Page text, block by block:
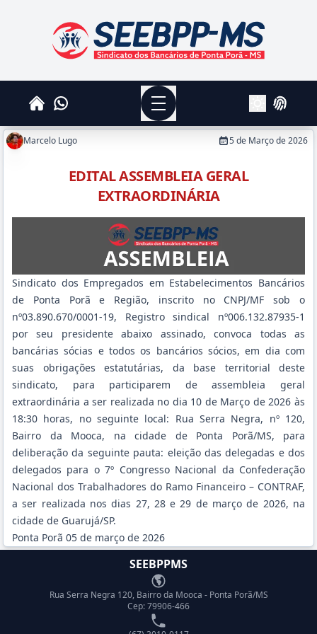
SEEBPPMS - Sindicato dos Bancários de Ponta
HomeWhatsapp
Menu
AlterarLogin
Marcelo Lugo 5 de Março de 2026
EDITAL ASSEMBLEIA GERAL
EXTRAORDINÁRIA
Sindicato dos Empregados em Estabelecimentos Bancários
de Ponta Porã e Região, inscrito no CNPJ/MF sob o
nº03.890.670/0001-19, Registro sindical nº006.132.87935-1
por seu presidente abaixo assinado, convoca todas as
bancárias sócias e todos os bancários sócios, em dia com
suas obrigações estatutárias, da base territorial deste
sindicato, para participarem de assembleia geral
extraordinária a ser realizada no dia 10 de Março de 2026 às
18:30 horas, no seguinte local: Rua Serra Negra, nº 120,
Bairro da Mooca, na cidade de Ponta Porã/MS, para
deliberação da seguinte pauta: eleição das delegadas e dos
delegados para o 7º Congresso Nacional da Confederação
Nacional dos Trabalhadores do Ramo Financeiro – CONTRAF,
a ser realizada nos dias 27, 28 e 29 de março de 2026, na
cidade de Guarujá/SP.
Ponta Porã 05 de março de 2026
SEEBPPMS
Endereço
Rua Serra Negra 120, Bairro da Mooca - Ponta Porã/MS
Cep: 79906-466